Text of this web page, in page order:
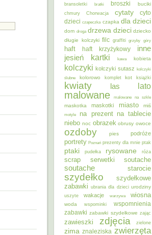
bransoletki
bratki broszki buciki
chmury Chorwacja cytaty
cyto
dzieci czapeczka czapka dla dzieci
dom droga drzewa dzieci dziecko
długie kolczyki filc graffiti grzyby góry
haft haft krzyżykowy inne
jesień kartki kawa kobieta
kolczyki kolczyki sutasz kolczyki
ślubne
kolorowo komplet kot książki
kwiaty las lato
malowane malowane na szkle
maskotka maskotki miasto miś
motyle na prezent na tablecie
niebo noc obrazek obrusy owoce
ozdoby pies podróże
portrety Poznań prezenty dla mnie ptak
ptaki pudełka rysowane róża
scrap serwetki soutache
soutache starocie
szydełko
szydełkowe
zabawki ubrania dla dzieci urodziny
uszyte wakacje warzywa wiosna
woda wspominki
wspomnienia
zabawki zabawki szydełkowe zając
zawieszki zdjęcia zielone
zima znaleziska zwierzęta